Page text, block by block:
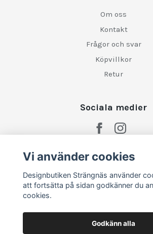
Om oss
Kontakt
Frågor och svar
Köpvillkor
Retur
Sociala medier
Vi använder cookies
Designbutiken Strängnäs använder
att fortsätta på sidan godkänner du
cookies.
Godkänn alla